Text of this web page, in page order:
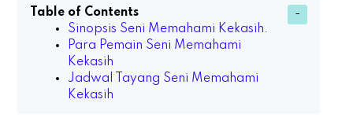
Table of Contents
Sinopsis Seni Memahami Kekasih.
Para Pemain Seni Memahami
Kekasih
Jadwal Tayang Seni Memahami
Kekasih